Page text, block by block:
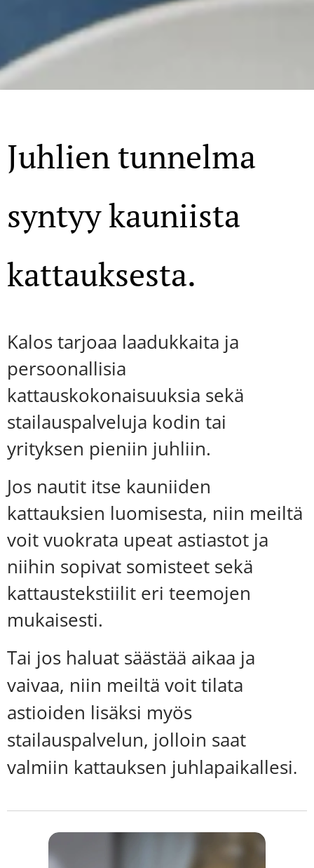
Juhlien tunnelma
syntyy kauniista
kattauksesta.
Kalos tarjoaa laadukkaita ja
persoonallisia
kattauskokonaisuuksia sekä
stailauspalveluja kodin tai
yrityksen pieniin juhliin.
Jos nautit itse kauniiden
kattauksien luomisesta, niin meiltä
voit vuokrata upeat astiastot ja
niihin sopivat somisteet sekä
kattaustekstiilit eri teemojen
mukaisesti.
Tai jos haluat säästää aikaa ja
vaivaa, niin meiltä voit tilata
astioiden lisäksi myös
stailauspalvelun, jolloin saat
valmiin kattauksen juhlapaikallesi.